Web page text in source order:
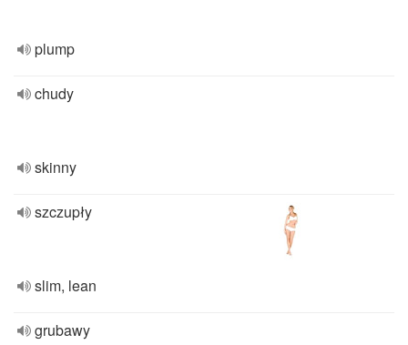
plump
chudy
skinny
szczupły
slim, lean
grubawy